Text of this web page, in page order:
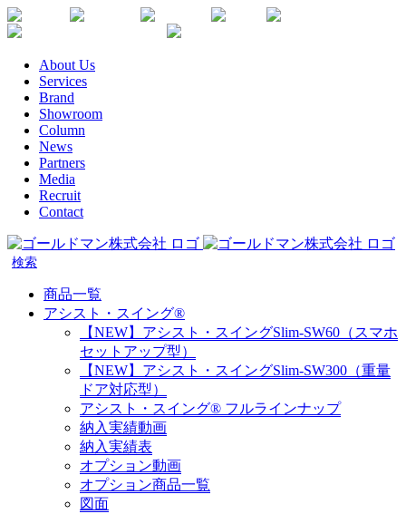
Skip
to
Youtube Instagram Facebook Twitter SDGs
楽
About Us
Services
Brand
Showroom
Column
News
Partners
Media
Recruit
Contact
商品一覧
アシスト・スイング®
【NEW】アシスト・スイングSlim-SW60（スマホ
セットアップ型）
【NEW】アシスト・スイングSlim-SW300（重量
ドア対応型）
アシスト・スイング® フルラインナップ
納入実績動画
納入実績表
オプション動画
オプション商品一覧
図面